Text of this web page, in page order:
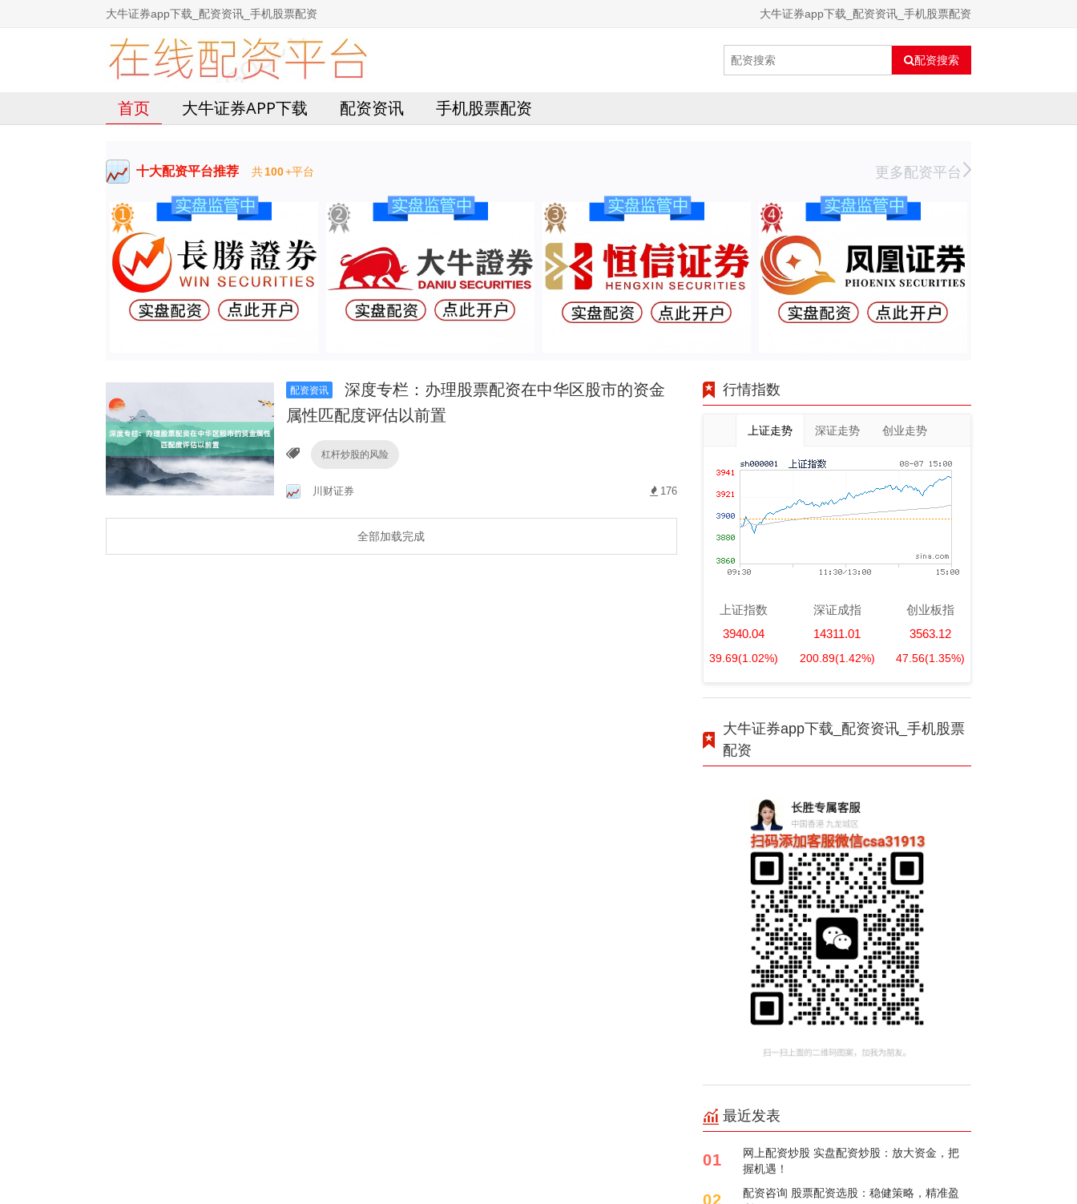
大牛证券app下载_配资资讯_手机股票配资 大牛证券app下载_配资资讯_手机股票配资
配资搜索
首页 大牛证券APP下载 配资资讯 手机股票配资
十大配资平台推荐 共100+平台 更多配资平台
配资资讯
深度专栏：办理股票配资在中华区股市的资金
属性匹配度评估以前置
杠杆炒股的风险
川财证券 176
全部加载完成
行情指数
上证走势 深证走势 创业走势
上证指数
3940.04
39.69(1.02%)
深证成指
14311.01
200.89(1.42%)
创业板指
3563.12
47.56(1.35%)
大牛证券app下载_配资资讯_手机股票
配资
最近发表
01
网上配资炒股 实盘配资炒股：放大资金，把
握机遇！
02
配资咨询 股票配资选股：稳健策略，精准盈